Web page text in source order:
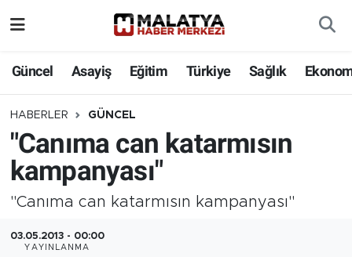
Güncel Asayiş Eğitim Türkiye Sağlık
HABERLER GÜNCEL
"Canıma can katarmısın
kampanyası"
"Canıma can katarmısın kampanyası"
03.05.2013 - 00:00
YAYINLANMA
Eğitim
Türkiye
Sağlık